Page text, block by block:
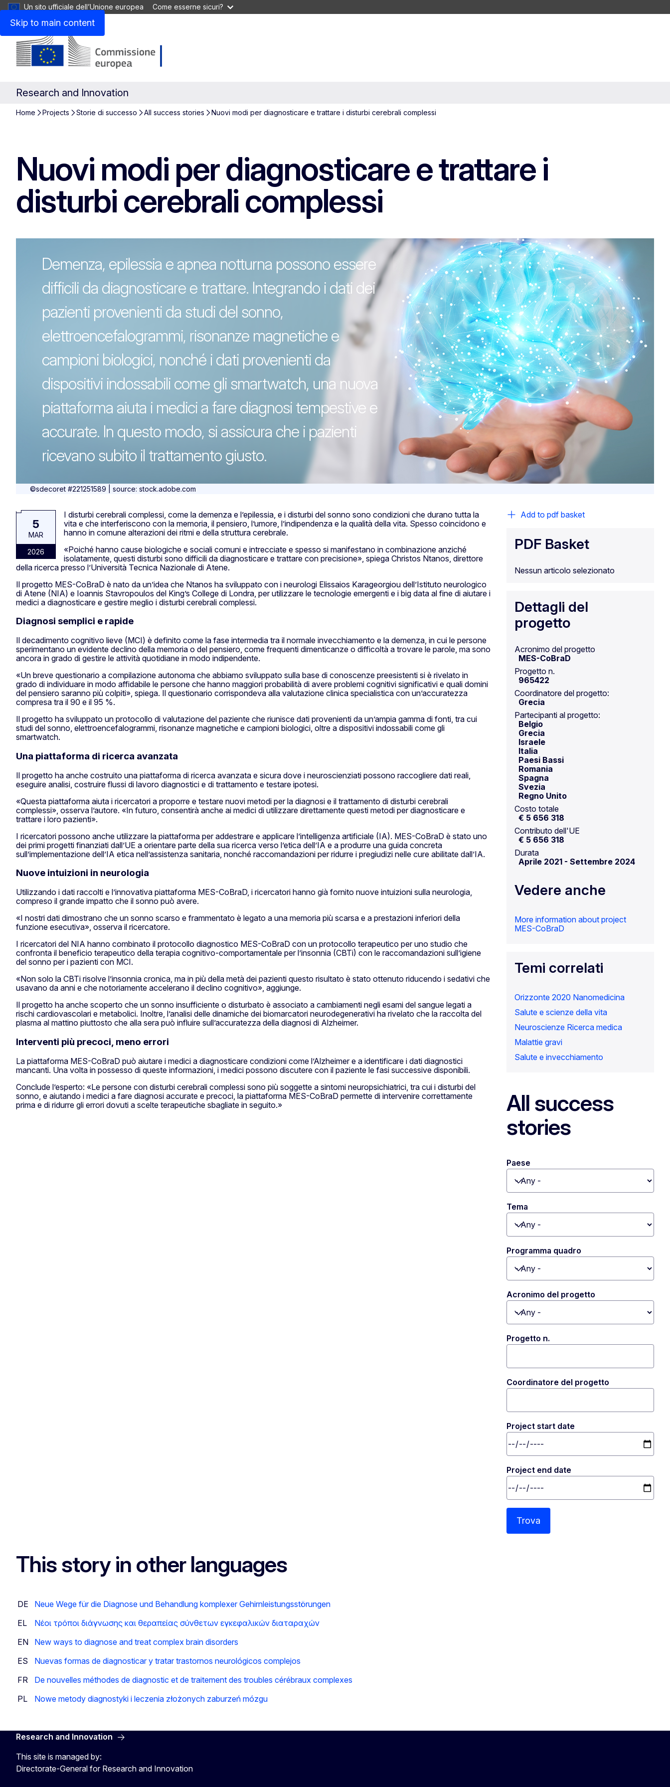
Skip to main content
Un sito ufficiale dell’Unione europea Come esserne sicuri?
Research and Innovation
Home Projects Storie di successo All success stories Nuovi modi per diagnosticare e trattare i disturbi cerebrali complessi
Nuovi modi per diagnosticare e trattare i
disturbi cerebrali complessi
©sdecoret #221251589 | source: stock.adobe.com
Demenza, epilessia e apnea notturna possono essere
difficili da diagnosticare e trattare. Integrando i dati dei
pazienti provenienti da studi del sonno,
elettroencefalogrammi, risonanze magnetiche e
campioni biologici, nonché i dati provenienti da
dispositivi indossabili come gli smartwatch, una nuova
piattaforma aiuta i medici a fare diagnosi tempestive e
accurate. In questo modo, si assicura che i pazienti
ricevano subito il trattamento giusto.
5
MAR
2026
I disturbi cerebrali complessi, come la demenza e l’epilessia, e i disturbi del sonno sono condizioni che durano tutta la
vita e che interferiscono con la memoria, il pensiero, l’umore, l’indipendenza e la qualità della vita. Spesso coincidono e
hanno in comune alterazioni dei ritmi e della struttura cerebrale.
«Poiché hanno cause biologiche e sociali comuni e intrecciate e spesso si manifestano in combinazione anziché
isolatamente, questi disturbi sono difficili da diagnosticare e trattare con precisione», spiega Christos Ntanos, direttore
della ricerca presso l’Università Tecnica Nazionale di Atene.
Il progetto MES-CoBraD è nato da un’idea che Ntanos ha sviluppato con i neurologi Elissaios Karageorgiou dell’Istituto neurologico
di Atene (NIA) e Ioannis Stavropoulos del King’s College di Londra, per utilizzare le tecnologie emergenti e i big data al fine di aiutare i
medici a diagnosticare e gestire meglio i disturbi cerebrali complessi.
Diagnosi semplici e rapide
Il decadimento cognitivo lieve (MCI) è definito come la fase intermedia tra il normale invecchiamento e la demenza, in cui le persone
sperimentano un evidente declino della memoria o del pensiero, come frequenti dimenticanze o difficoltà a trovare le parole, ma sono
ancora in grado di gestire le attività quotidiane in modo indipendente.
«Un breve questionario a compilazione autonoma che abbiamo sviluppato sulla base di conoscenze preesistenti si è rivelato in
grado di individuare in modo affidabile le persone che hanno maggiori probabilità di avere problemi cognitivi significativi e quali domini
del pensiero saranno più colpiti», spiega. Il questionario corrispondeva alla valutazione clinica specialistica con un’accuratezza
compresa tra il 90 e il 95 %.
Il progetto ha sviluppato un protocollo di valutazione del paziente che riunisce dati provenienti da un’ampia gamma di fonti, tra cui
studi del sonno, elettroencefalogrammi, risonanze magnetiche e campioni biologici, oltre a dispositivi indossabili come gli
smartwatch.
Una piattaforma di ricerca avanzata
Il progetto ha anche costruito una piattaforma di ricerca avanzata e sicura dove i neuroscienziati possono raccogliere dati reali,
eseguire analisi, costruire flussi di lavoro diagnostici e di trattamento e testare ipotesi.
«Questa piattaforma aiuta i ricercatori a proporre e testare nuovi metodi per la diagnosi e il trattamento di disturbi cerebrali
complessi», osserva l’autore. «In futuro, consentirà anche ai medici di utilizzare direttamente questi metodi per diagnosticare e
trattare i loro pazienti».
I ricercatori possono anche utilizzare la piattaforma per addestrare e applicare l’intelligenza artificiale (IA). MES-CoBraD è stato uno
dei primi progetti finanziati dall’UE a orientare parte della sua ricerca verso l’etica dell’IA e a produrre una guida concreta
sull’implementazione dell’IA etica nell’assistenza sanitaria, nonché raccomandazioni per ridurre i pregiudizi nelle cure abilitate dall’IA.
Nuove intuizioni in neurologia
Utilizzando i dati raccolti e l’innovativa piattaforma MES-CoBraD, i ricercatori hanno già fornito nuove intuizioni sulla neurologia,
compreso il grande impatto che il sonno può avere.
«I nostri dati dimostrano che un sonno scarso e frammentato è legato a una memoria più scarsa e a prestazioni inferiori della
funzione esecutiva», osserva il ricercatore.
I ricercatori del NIA hanno combinato il protocollo diagnostico MES-CoBraD con un protocollo terapeutico per uno studio che
confronta il beneficio terapeutico della terapia cognitivo-comportamentale per l’insonnia (CBTi) con le raccomandazioni sull’igiene
del sonno per i pazienti con MCI.
«Non solo la CBTi risolve l’insonnia cronica, ma in più della metà dei pazienti questo risultato è stato ottenuto riducendo i sedativi che
usavano da anni e che notoriamente accelerano il declino cognitivo», aggiunge.
Il progetto ha anche scoperto che un sonno insufficiente o disturbato è associato a cambiamenti negli esami del sangue legati a
rischi cardiovascolari e metabolici. Inoltre, l’analisi delle dinamiche dei biomarcatori neurodegenerativi ha rivelato che la raccolta del
plasma al mattino piuttosto che alla sera può influire sull’accuratezza della diagnosi di Alzheimer.
Interventi più precoci, meno errori
La piattaforma MES-CoBraD può aiutare i medici a diagnosticare condizioni come l’Alzheimer e a identificare i dati diagnostici
mancanti. Una volta in possesso di queste informazioni, i medici possono discutere con il paziente le fasi successive disponibili.
Conclude l’esperto: «Le persone con disturbi cerebrali complessi sono più soggette a sintomi neuropsichiatrici, tra cui i disturbi del
sonno, e aiutando i medici a fare diagnosi accurate e precoci, la piattaforma MES-CoBraD permette di intervenire correttamente
prima e di ridurre gli errori dovuti a scelte terapeutiche sbagliate in seguito.»
Add to pdf basket
PDF Basket
Nessun articolo selezionato
Dettagli del
progetto
Acronimo del progetto
MES-CoBraD
Progetto n.
965422
Coordinatore del progetto:
Grecia
Partecipanti al progetto:
Belgio
Grecia
Israele
Italia
Paesi Bassi
Romania
Spagna
Svezia
Regno Unito
Costo totale
€ 5 656 318
Contributo dell'UE
€ 5 656 318
Durata
Aprile 2021 - Settembre 2024
Vedere anche
More information about project
MES-CoBraD
Temi correlati
Orizzonte 2020 Nanomedicina
Salute e scienze della vita
Neuroscienze Ricerca medica
Malattie gravi
Salute e invecchiamento
All success
stories
Paese
Toggle dropdown
Tema
Toggle dropdown
Programma quadro
Toggle dropdown
Acronimo del progetto
Toggle dropdown
Progetto n.
Coordinatore del progetto
Project start date
Project end date
Trova
This story in other languages
DE
Neue Wege für die Diagnose und Behandlung komplexer Gehirnleistungsstörungen
EL
Νέοι τρόποι διάγνωσης και θεραπείας σύνθετων εγκεφαλικών διαταραχών
EN
New ways to diagnose and treat complex brain disorders
ES
Nuevas formas de diagnosticar y tratar trastornos neurológicos complejos
FR
De nouvelles méthodes de diagnostic et de traitement des troubles cérébraux complexes
PL
Nowe metody diagnostyki i leczenia złożonych zaburzeń mózgu
Research and Innovation
This site is managed by:
Directorate-General for Research and Innovation